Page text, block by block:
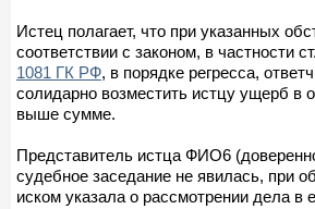
Истец полагает, что при указанных
соответствии с законом, в частности
1081 ГК РФ, в порядке регресса,
солидарно возместить истцу ущерб в
выше сумме.
Представитель истца ФИО6
судебное заседание не явилась, при
иском указала о рассмотрении дела в